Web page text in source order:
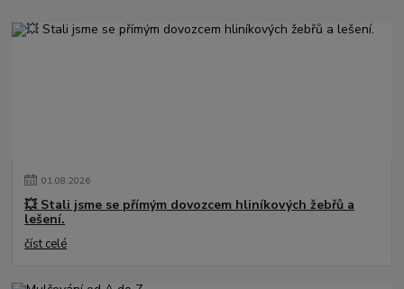
01.08.2026
💥 Stali jsme se přímým dovozcem hliníkových žebřů a
lešení.
číst celé